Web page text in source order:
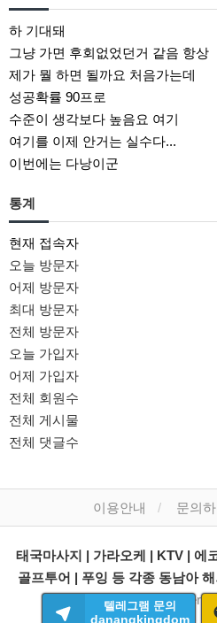
하 기대돼
그냥 가면 후회없었던거 같음 항상
제가 뭘 하면 될까요 처음가는데
성공확률 90프로
수준이 생각보다 높음요 여기
여기를 이제 안거는 실수다...
이번에는 다낭이군
통계
현재 접속자
오늘 방문자
어제 방문자
최대 방문자
전체 방문자
오늘 가입자
어제 가입자
전체 회원수
전체 게시물
전체 댓글수
텔레그램 문의
danangkingdom
이용안내 문의
태국마사지 | 가라오케 | KTV | 에
골프투어 | 푸잉 등 각종 동남아